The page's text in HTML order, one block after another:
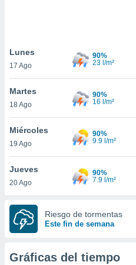
únicos
similares
como
sitio
de
posible
traten tus
en
Para
su
Lunes
17 Ago
90%
23 l/m²
Martes
18 Ago
90%
16 l/m²
Miércoles
19 Ago
90%
9.9 l/m²
Jueves
20 Ago
90%
7.9 l/m²
Riesgo de tormentas
Este fin de semana
Gráficas del tiempo